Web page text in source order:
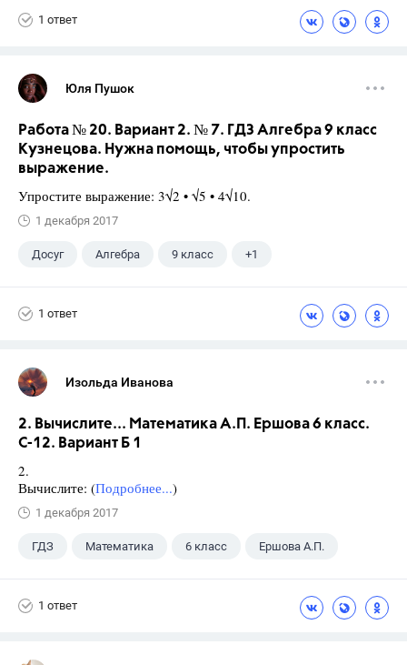
1 ответ
Юля Пушок
Работа № 20. Вариант 2. № 7. ГДЗ Алгебра 9 класс
Кузнецова. Нужна помощь, чтобы упростить
выражение.
Упростите выражение: 3√2 • √5 • 4√10.
1 декабря 2017
Досуг Алгебра 9 класс +1
1 ответ
Изольда Иванова
2. Вычислите... Математика А.П. Ершова 6 класс.
С-12. Вариант Б 1
2.
Вычислите: (Подробнее...)
1 декабря 2017
ГДЗ Математика 6 класс Ершова А.П.
1 ответ